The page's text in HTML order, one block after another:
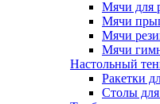
Мячи для
Мячи
Мячи
Мячи
Настольный
Ракетки
Столы для